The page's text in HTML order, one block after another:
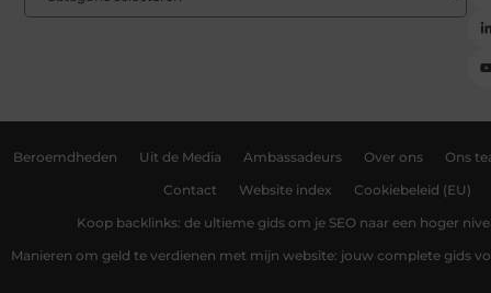
Beroemdheden Uit de Media Ambassadeurs Over ons Ons
Contact Website index Cookiebeleid (EU)
Koop backlinks: de ultieme gids om je SEO naar een hoger
Manieren om geld te verdienen met mijn website: jouw complete gids